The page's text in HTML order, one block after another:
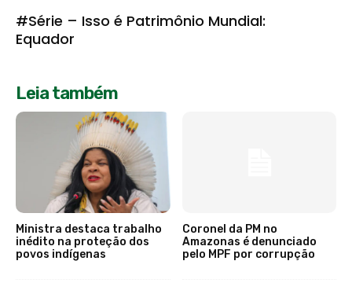
#Série – Isso é Patrimônio Mundial:
Equador
Leia também
Ministra destaca trabalho
inédito na proteção dos
povos indígenas
Coronel da PM no
Amazonas é denunciado
pelo MPF por corrupção